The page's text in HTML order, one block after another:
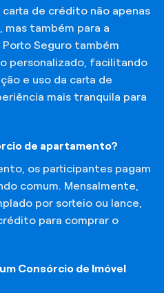
de crédito não apenas
mas também para a
Seguro também
personalizado, facilitando
e uso da carta de
mais tranquila para
de apartamento?
os participantes pagam
comum. Mensalmente,
por sorteio ou lance,
para comprar o
Consórcio de Imóvel